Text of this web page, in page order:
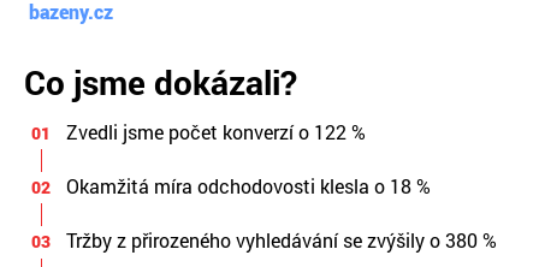
bazeny.cz
Co jsme dokázali?
Zvedli jsme počet konverzí o 122 %
Okamžitá míra odchodovosti klesla o 18 %
Tržby z přirozeného vyhledávání se zvýšily o 380 %